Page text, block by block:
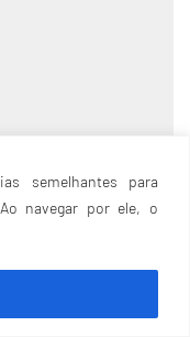
semelhantes para
navegar por ele, o
2020 –